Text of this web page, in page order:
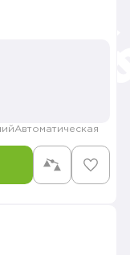
Автоматическая